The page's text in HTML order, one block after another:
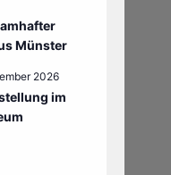
Münster
2026
im